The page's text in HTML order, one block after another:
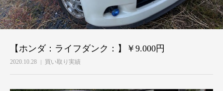
【ホンダ：ライフダンク：】￥9.000円
2020.10.28 買い取り実績